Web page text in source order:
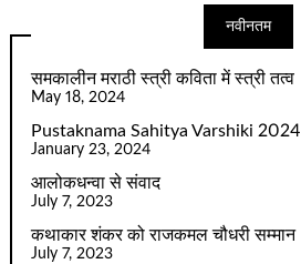
नवीनतम
समकालीन मराठी स्त्री कविता में स्त्री तत्व
May 18, 2024
Pustaknama Sahitya Varshiki 2024
January 23, 2024
आलोकधन्वा से संवाद
July 7, 2023
कथाकार शंकर को राजकमल चौधरी सम्मान
July 7, 2023